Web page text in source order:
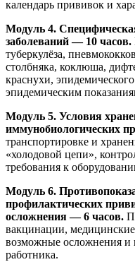
календарь прививок и
Модуль 4.
заболеваний — 10 часов.
туберкулёза,
столбняка, коклюша,
краснухи,
эпидемическим
Модуль 5. Условия
иммунобиологических
транспортировке и
«холодовой цепи»,
требования к
Модуль 6.
профилактических
осложнения — 6 часов.
вакцинации,
возможные осложнения и
работника.